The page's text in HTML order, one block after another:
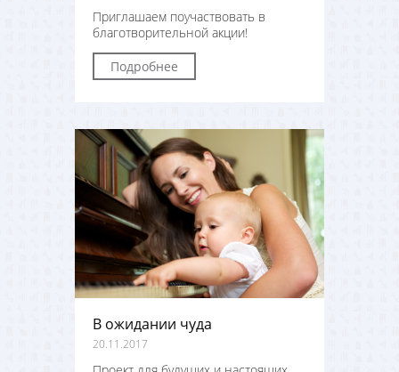
Приглашаем поучаствовать в
благотворительной акции!
Подробнее
В ожидании чуда
20.11.2017